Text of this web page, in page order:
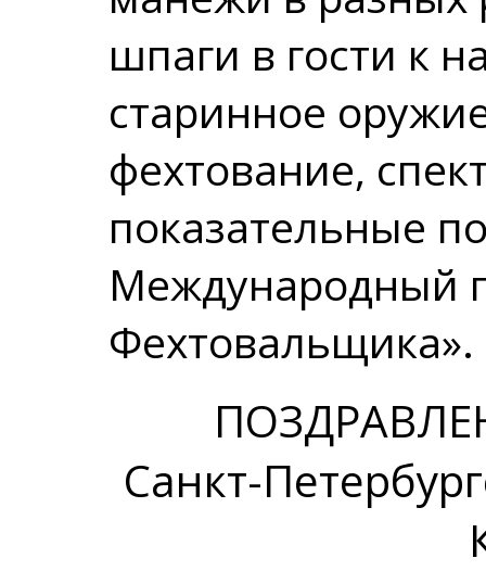
шпаги в гости к
старинное
фехтование,
показательные
Международный
Фехтовальщика».
Санкт-